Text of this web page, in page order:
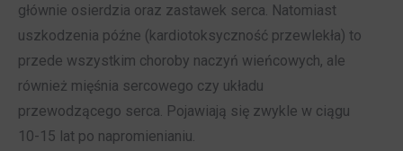
głównie osierdzia oraz zastawek serca. Natomiast
uszkodzenia późne (kardiotoksyczność przewlekła) to
przede wszystkim choroby naczyń wieńcowych, ale
również mięśnia sercowego czy układu
przewodzącego serca. Pojawiają się zwykle w ciągu
10-15 lat po napromienianiu.